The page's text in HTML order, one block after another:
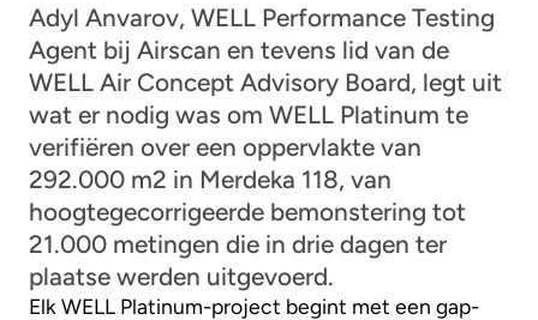
Adyl Anvarov, WELL Performance Testing
Agent bij Airscan en tevens lid van de
WELL Air Concept Advisory Board, legt uit
wat er nodig was om WELL Platinum te
verifiëren over een oppervlakte van
292.000 m2 in Merdeka 118, van
hoogtegecorrigeerde bemonstering tot
21.000 metingen die in drie dagen ter
plaatse werden uitgevoerd.
Elk WELL Platinum-project begint met een gap-